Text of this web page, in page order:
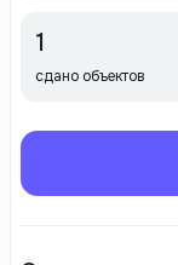
1
сдано объектов